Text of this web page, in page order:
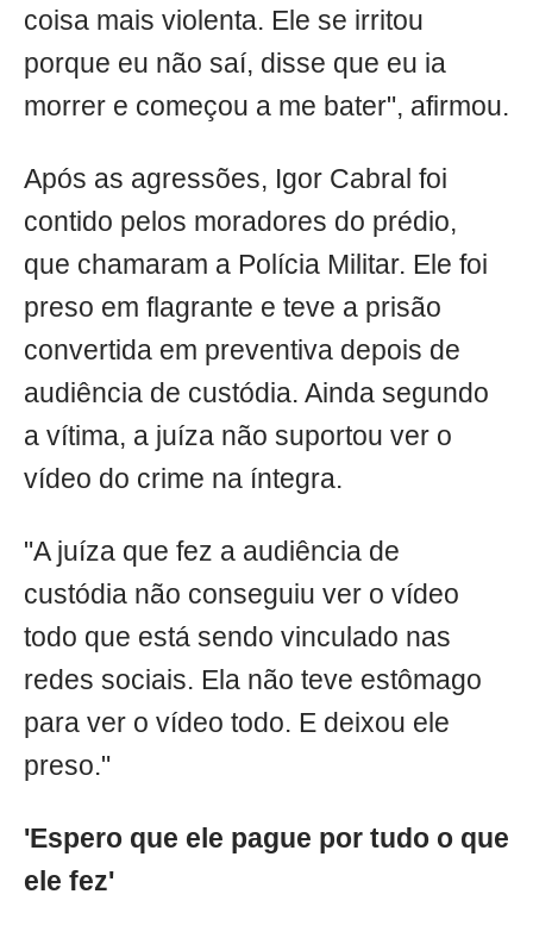
coisa mais violenta. Ele se irritou
porque eu não saí, disse que eu ia
morrer e começou a me bater", afirmou.
Após as agressões, Igor Cabral foi
contido pelos moradores do prédio,
que chamaram a Polícia Militar. Ele foi
preso em flagrante e teve a prisão
convertida em preventiva depois de
audiência de custódia. Ainda segundo
a vítima, a juíza não suportou ver o
vídeo do crime na íntegra.
"A juíza que fez a audiência de
custódia não conseguiu ver o vídeo
todo que está sendo vinculado nas
redes sociais. Ela não teve estômago
para ver o vídeo todo. E deixou ele
preso."
'Espero que ele pague por tudo o que
ele fez'